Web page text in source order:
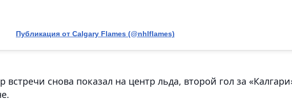
Публикация от Calgary Flames (@nhlflames)
встречи снова показал на центр льда, второй гол за